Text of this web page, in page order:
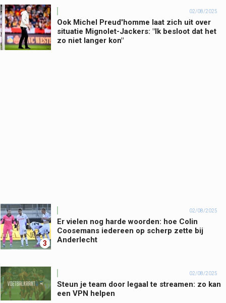
02/08/2025
Ook Michel Preud'homme laat zich uit over
situatie Mignolet-Jackers: "Ik besloot dat het
zo niet langer kon"
3
02/08/2025
Er vielen nog harde woorden: hoe Colin
Coosemans iedereen op scherp zette bij
Anderlecht
02/08/2025
Steun je team door legaal te streamen: zo kan
een VPN helpen